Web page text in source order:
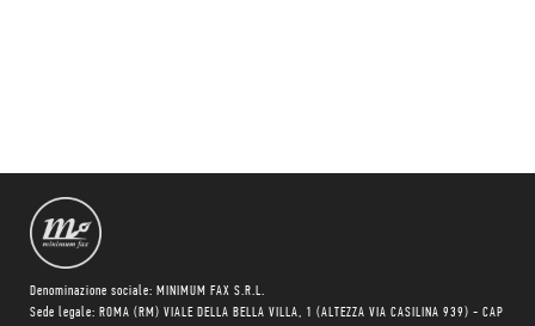
Denominazione sociale: MINIMUM FAX S.R.L.
Sede legale: ROMA (RM) VIALE DELLA BELLA VILLA, 1 (ALTEZZA VIA CASILINA 939) - CAP